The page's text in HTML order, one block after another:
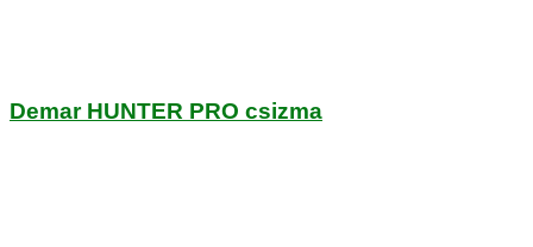
Demar HUNTER PRO csizma